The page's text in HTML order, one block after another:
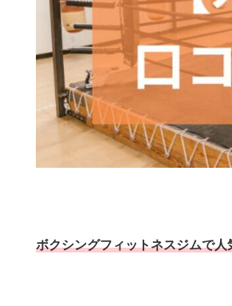
ボクシングフィットネスジムで